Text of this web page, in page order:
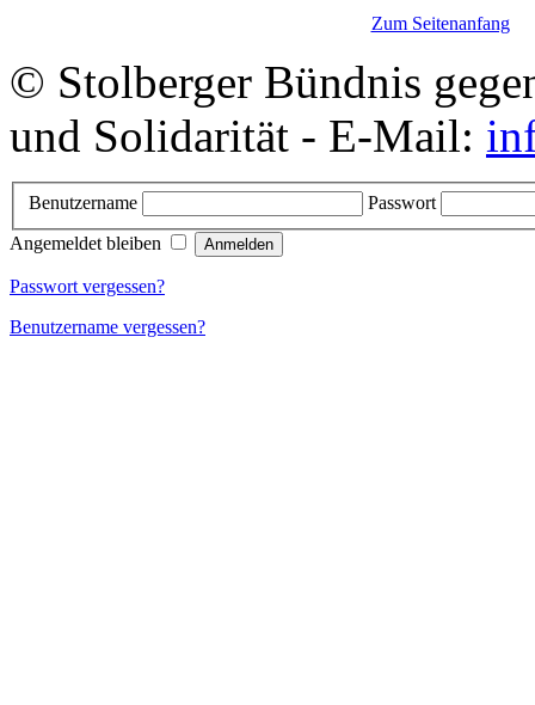
Zum Seitenanfang
© Stolberger Bündnis
und Solidarität - E-Mail:
Benutzername
Passwort
Angemeldet bleiben
Passwort vergessen?
Benutzername vergessen?